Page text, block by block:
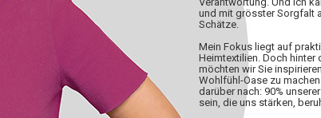
und mit grösster Sorgfalt
Schätze.
Mein Fokus liegt auf
Heimtextilien. Doch hinter
möchten wir Sie
Wohlfühl-Oase zu
darüber nach: 90%
sein, die uns stärken,